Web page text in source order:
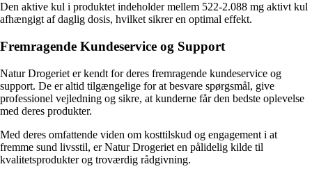
Den aktive kul i produktet indeholder mellem 522-2.088 mg aktivt kul
afhængigt af daglig dosis, hvilket sikrer en optimal effekt.
Fremragende Kundeservice og Support
Natur Drogeriet er kendt for deres fremragende kundeservice og
support. De er altid tilgængelige for at besvare spørgsmål, give
professionel vejledning og sikre, at kunderne får den bedste oplevelse
med deres produkter.
Med deres omfattende viden om kosttilskud og engagement i at
fremme sund livsstil, er Natur Drogeriet en pålidelig kilde til
kvalitetsprodukter og troværdig rådgivning.